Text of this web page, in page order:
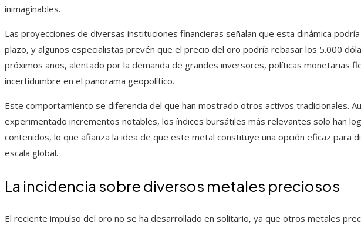
inimaginables.
Las proyecciones de diversas instituciones financieras señalan que esta dinámica
plazo, y algunos especialistas prevén que el precio del oro podría rebasar los 5.000
próximos años, alentado por la demanda de grandes inversores, políticas monetarias
incertidumbre en el panorama geopolítico.
Este comportamiento se diferencia del que han mostrado otros activos tradicionales.
experimentado incrementos notables, los índices bursátiles más relevantes solo han
contenidos, lo que afianza la idea de que este metal constituye una opción eficaz para
escala global.
La incidencia sobre diversos metales preciosos
El reciente impulso del oro no se ha desarrollado en solitario, ya que otros metales